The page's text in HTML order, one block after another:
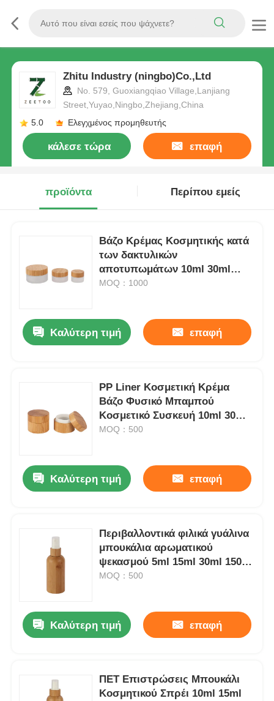
Zhitu Industry (ningbo)Co.,Ltd
No. 579, Guoxiangqiao Village,Lanjiang
Street,Yuyao,Ningbo,Zhejiang,China
5.0
Ελεγχμένος προμηθευτής
κάλεσε τώρα επαφή
προϊόντα Περίπου εμείς
Βάζο Κρέμας Κοσμητικής κατά
των δακτυλικών
αποτυπωμάτων 10ml 30ml
50ml 100ml 150ml 200ml 250ml
MOQ：1000
Καλύτερη τιμή επαφή
PP Liner Κοσμετική Κρέμα
Βάζο Φυσικό Μπαμπού
Κοσμετικό Συσκευή 10ml 30ml
50ml 100ml 150ml 200ml 250ml
MOQ：500
Καλύτερη τιμή επαφή
Περιβαλλοντικά φιλικά γυάλινα
μπουκάλια αρωματικού
ψεκασμού 5ml 15ml 30ml 150ml
μπουκάλια καλλυντικών
MOQ：500
Καλύτερη τιμή επαφή
ΠΕΤ Επιστρώσεις Μπουκάλι
Κοσμητικού Σπρέι 10ml 15ml